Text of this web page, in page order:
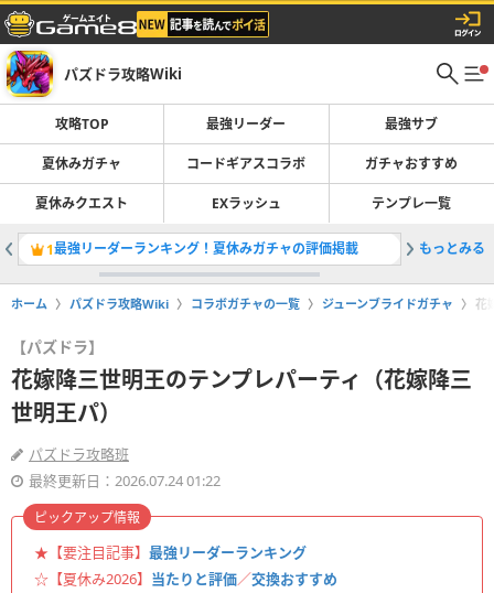
パズドラ攻略Wiki
攻略TOP 最強リーダー 最強サブ
夏休みガチャ コードギアスコラボ ガチャおすすめ
夏休みクエスト EXラッシュ テンプレ一覧
1最強リーダーランキング！夏休みガチャの評価掲載 2夏休み
もっとみる
ホーム パズドラ攻略Wiki コラボガチャの一覧 ジューンブライドガチャ 花
【パズドラ】
花嫁降三世明王のテンプレパーティ（花嫁降三
世明王パ）
パズドラ攻略班
最終更新日：2026.07.24 01:22
★【要注目記事】 最強リーダーランキング
☆【夏休み2026】 当たりと評価／交換おすすめ
ピックアップ情報